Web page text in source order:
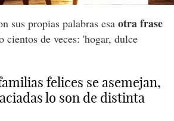
sus propias palabras esa otra frase
cientos de veces: 'hogar, dulce
felices se asemejan,
lo son de distinta